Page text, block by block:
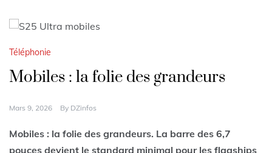
Téléphonie
Mobiles : la folie des grandeurs
Mars 9, 2026 By DZinfos
Mobiles : la folie des grandeurs. La barre des 6,7
pouces devient le standard minimal pour les flagships